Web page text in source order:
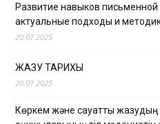
Развитие навыков
актуальные подходы и
20.07.2025
ЖАЗУ ТАРИХЫ
20.07.2025
Көркем және сауатты